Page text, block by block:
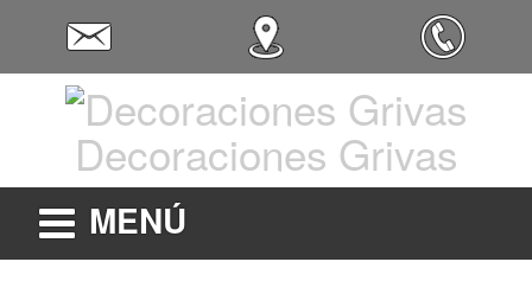
Decoraciones Grivas
MENÚ